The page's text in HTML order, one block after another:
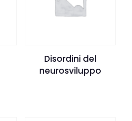
Disordini del
neurosviluppo